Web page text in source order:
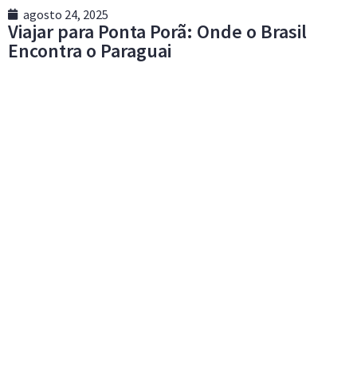
agosto 24, 2025
Viajar para Ponta Porã: Onde o Brasil
Encontra o Paraguai